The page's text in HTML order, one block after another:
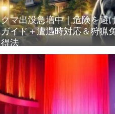
クマ出没急増中｜危険を避
ガイド＋遭遇時対応＆狩猟
得法